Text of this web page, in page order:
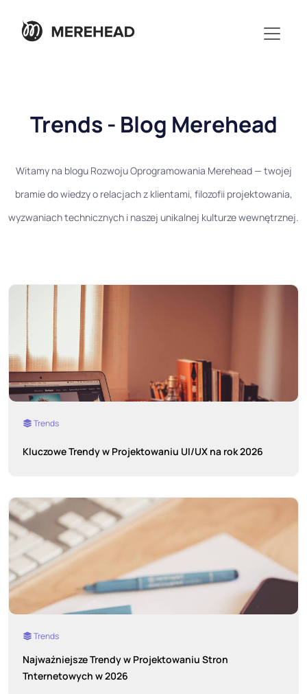
Trends - Blog Merehead
Witamy na blogu Rozwoju Oprogramowania Merehead — twojej
bramie do wiedzy o relacjach z klientami, filozofii projektowania,
wyzwaniach technicznych i naszej unikalnej kulturze wewnętrznej.
Trends
Kluczowe Trendy w Projektowaniu UI/UX na rok 2026
Trends
Najważniejsze Trendy w Projektowaniu Stron
Tnternetowych w 2026